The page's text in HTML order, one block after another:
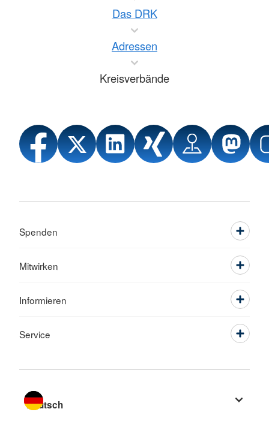
Das DRK
Adressen
Kreisverbände
Spenden
Mitwirken
Informieren
Service
Sprache wechseln zu